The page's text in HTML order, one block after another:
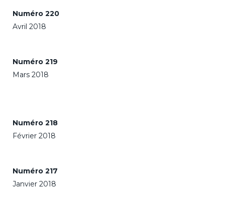
Numéro 220
Avril 2018
Numéro 219
Mars 2018
Numéro 218
Février 2018
Numéro 217
Janvier 2018